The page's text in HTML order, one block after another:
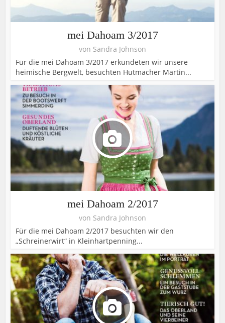
mei Dahoam 3/2017
von Sandra Johnson
Für die mei Dahoam 3/2017 erkundeten wir unsere
heimische Bergwelt, besuchten Hutmacher Martin...
mei Dahoam 2/2017
von Sandra Johnson
Für die mei Dahoam 2/2017 besuchten wir den
„Schreinerwirt“ in Kleinhartpenning...